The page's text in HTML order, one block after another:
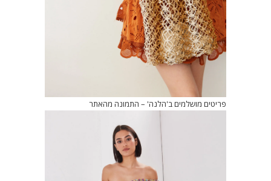
פריטים מושלמים ב'הלנה' – התמונה מהאתר